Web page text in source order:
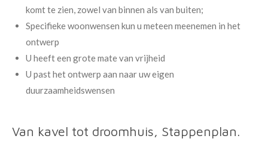
komt te zien, zowel van binnen als van buiten;
Specifieke woonwensen kun u meteen meenemen in het
ontwerp
U heeft een grote mate van vrijheid
U past het ontwerp aan naar uw eigen
duurzaamheidswensen
Van kavel tot droomhuis, Stappenplan.